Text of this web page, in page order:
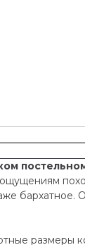
бархатное.
размеры